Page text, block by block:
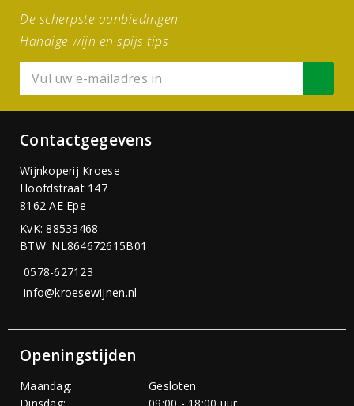
De scherpste aanbiedingen
Handige wijn en spijs tips
Contactgegevens
Wijnkoperij Kroese
Hoofdstraat 147
8162 AE Epe
KvK: 88533468
BTW: NL864672615B01
0578-627123
info@kroesewijnen.nl
Openingstijden
Maandag:
Gesloten